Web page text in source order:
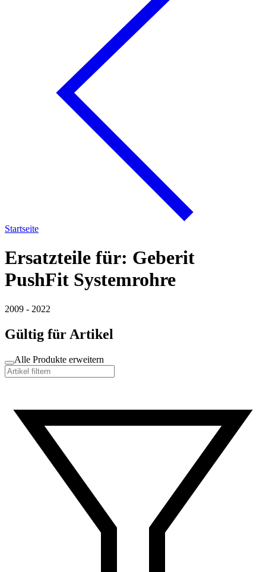
Startseite
Ersatzteile für: Geberit
PushFit Systemrohre
2009 - 2022
Gültig für Artikel
Alle Produkte erweitern